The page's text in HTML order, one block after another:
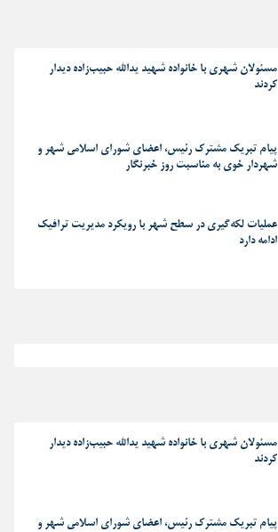
مسئولان شهری با خانواده شهید یدالله حبیب‌زاده دیدار
کردند
پیام تبریک مشترک رئیس، اعضای شورای اسلامی شهر و
شهردار خوی به مناسبت روز خبرنگار
عملیات لکه‌گیری در سطح شهر با رویکرد مدیریت ترافیک
ادامه دارد
مسئولان شهری با خانواده شهید یدالله حبیب‌زاده دیدار
کردند
پیام تبریک مشترک رئیس، اعضای شورای اسلامی شهر و